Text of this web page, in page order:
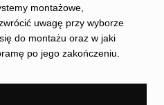
montażowe,
uwagę przy wyborze
do montażu oraz w jaki
po jego zakończeniu.